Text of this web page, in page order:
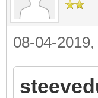
08-04-